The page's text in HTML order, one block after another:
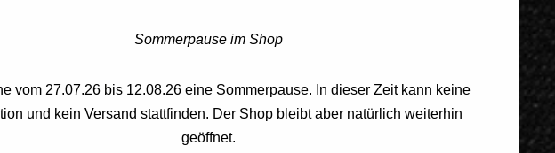
statt
Mother”
Vorrätig
Vorrätig
Sommerpause im Shop
vom 27.07.26 bis 12.08.26 eine Sommerpause. In dieser Zeit kann keine
und kein Versand stattfinden. Der Shop bleibt aber natürlich weiterhin
geöffnet.